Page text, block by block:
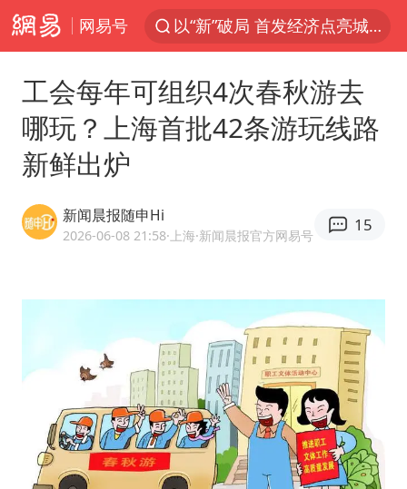
网易号
U17国足三战全胜
台风白海豚登陆地点更新
多地要求领导干部带头休假
宇树科技发行价格150.80元/股
外交部发言人就广岛核爆81周年等答记者问
首次证实！“胶球”存在
民警发现救助的拾荒老人是逃犯
中方回应是否在太平洋海底开采稀土
工会每年可组织4次春秋游去
哪玩？上海首批42条游玩线路
新鲜出炉
新闻晨报随申Hi
2026-06-08 21:58·上海·新闻晨报官方网易号
15